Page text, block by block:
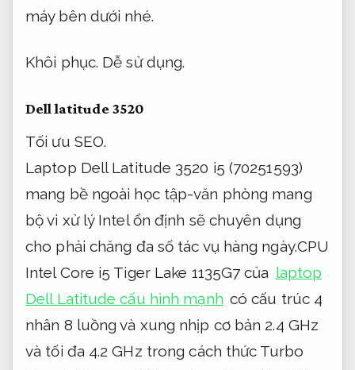
máy bên dưới nhé.
Khôi phục. Dễ sử dụng.
Dell latitude 3520
Tối ưu SEO.
Laptop Dell Latitude 3520 i5 (70251593)
mang bề ngoài học tập-văn phòng mang
bộ vi xử lý Intel ổn định sẽ chuyên dụng
cho phải chăng đa số tác vụ hàng ngày.CPU
Intel Core i5 Tiger Lake 1135G7 của laptop
Dell Latitude cấu hình mạnh có cấu trúc 4
nhân 8 luồng và xung nhịp cơ bản 2.4 GHz
và tối đa 4.2 GHz trong cách thức Turbo